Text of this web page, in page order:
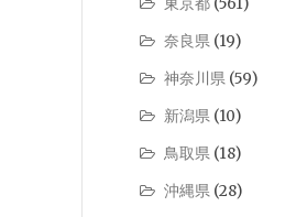
(561)
奈良県 (19)
神奈川県 (59)
新潟県 (10)
鳥取県 (18)
沖縄県 (28)